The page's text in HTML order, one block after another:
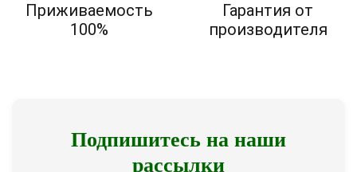
Приживаемость
100%
Гарантия от
производителя
Подпишитесь на наши
рассылки